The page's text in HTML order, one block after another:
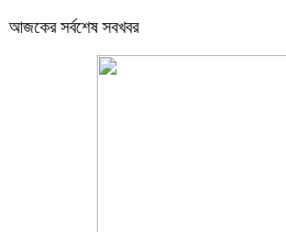
আজকের সর্বশেষ সবখবর